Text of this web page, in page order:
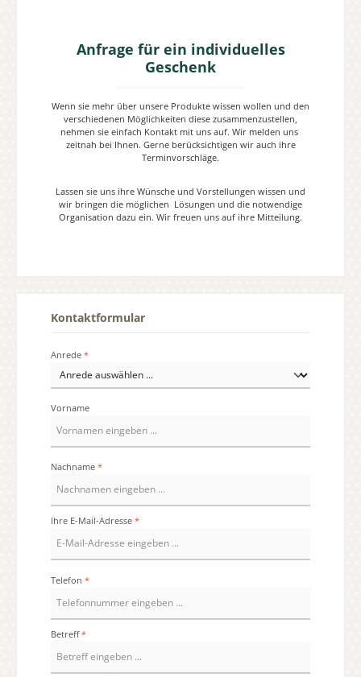
Anfrage für ein individuelles
Geschenk
Wenn sie mehr über unsere Produkte wissen wollen und den
verschiedenen Möglichkeiten diese zusammenzustellen,
nehmen sie einfach Kontakt mit uns auf. Wir melden uns
zeitnah bei Ihnen. Gerne berücksichtigen wir auch ihre
Terminvorschläge.
Lassen sie uns ihre Wünsche und Vorstellungen wissen und
wir bringen die möglichen Lösungen und die notwendige
Organisation dazu ein. Wir freuen uns auf ihre Mitteilung.
Kontaktformular
Anrede *
Vorname
Nachname *
Ihre E-Mail-Adresse *
Telefon *
Betreff*